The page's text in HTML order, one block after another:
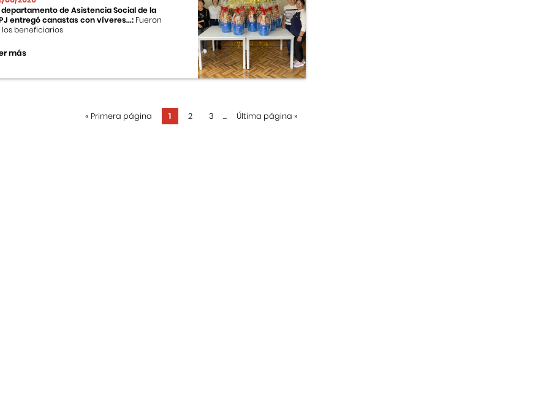
departamento de Asistencia Social de la
entregó canastas con víveres...: Fueron
los beneficiarios
más
« Primera página 1 2 3 ... Última página »